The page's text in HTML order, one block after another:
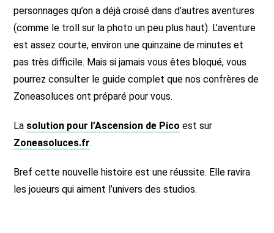
personnages qu’on a déjà croisé dans d’autres aventures
(comme le troll sur la photo un peu plus haut). L’aventure
est assez courte, environ une quinzaine de minutes et
pas très difficile. Mais si jamais vous êtes bloqué, vous
pourrez consulter le guide complet que nos confrères de
Zoneasoluces ont préparé pour vous.
La solution pour l’Ascension de Pico est sur
Zoneasoluces.fr.
Bref cette nouvelle histoire est une réussite. Elle ravira
les joueurs qui aiment l’univers des studios.